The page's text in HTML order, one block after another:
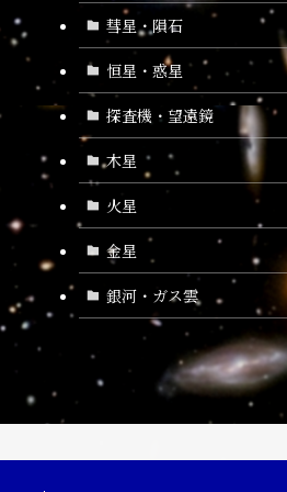
彗星・隕石
恒星・惑星
探査機・望遠鏡
木星
火星
金星
銀河・ガス雲